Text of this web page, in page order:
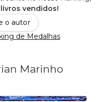
livros vendidos!
o autor
de Medalhas
Marinho